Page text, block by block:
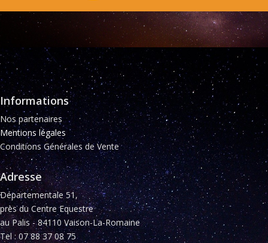
Informations
Nos partenaires
Mentions légales
Conditions Générales de Vente
Adresse
Départementale 51,
près du Centre Equestre
au Palis - 84110 Vaison-La-Romaine
Tel : 07 88 37 08 75